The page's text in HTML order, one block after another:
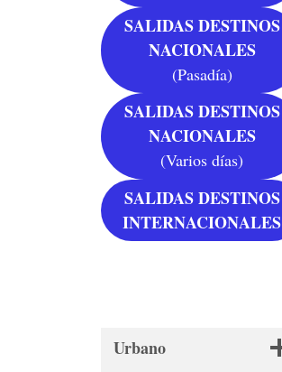
SALIDAS DESTINOS
NACIONALES
(Pasadía)
SALIDAS DESTINOS
NACIONALES
(Varios días)
SALIDAS DESTINOS
INTERNACIONALES
Urbano